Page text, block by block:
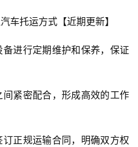
进行定期维护和保养，保证
紧密配合，形成高效的工作
正规运输合同，明确双方权